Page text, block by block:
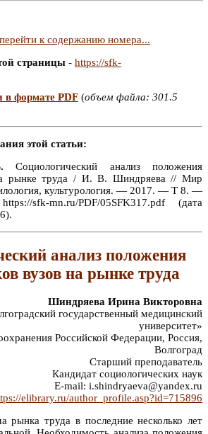
перейти к содержанию номера...
страницы - https://sfk-
в формате PDF (объем файла: 301.5
этой статьи:
Социологический анализ положения
рынке труда / И. В. Шиндряева // Мир
культурология. — 2017. — Т 8. —
mn.ru/PDF/05SFK317.pdf (дата
анализ положения
вузов на рынке труда
Шиндряева Ирина Викторовна
государственный медицинский
университет»
Российской Федерации, Россия,
Волгоград
Старший преподаватель
Кандидат социологических наук
E-mail: i.shindryaeva@yandex.ru
elibrary.ru/author_profile.asp?id=715896
рынка труда в последние несколько лет